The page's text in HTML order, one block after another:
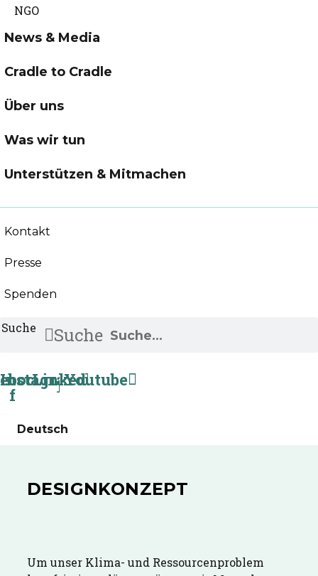
News & Media
Cradle to Cradle
Über uns
Was wir tun
Unterstützen & Mitmachen
Kontakt
Presse
Spenden
Suche Suche
f
Instagram
Linkedin
Youtube
Deutsch
DESIGNKONZEPT
Um unser Klima- und Ressourcenproblem